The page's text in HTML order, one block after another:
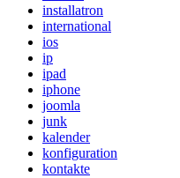
installatron
international
ios
ip
ipad
iphone
joomla
junk
kalender
konfiguration
kontakte